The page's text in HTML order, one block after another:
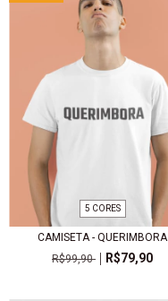
5 CORES
CAMISETA - QUERIMBORA
R$99,90
R$79,90